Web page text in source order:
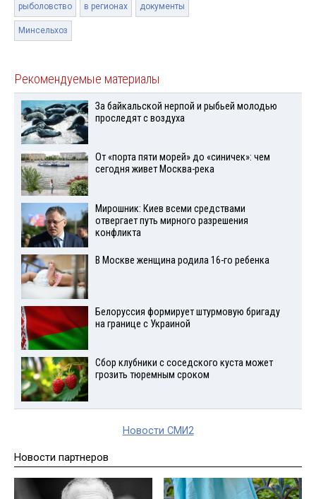
рыболовство в регионах документы
Минсельхоз
Рекомендуемые материалы
За байкальской нерпой и рыбьей молодью
проследят с воздуха
От «порта пяти морей» до «синичек»: чем
сегодня живет Москва-река
Мирошник: Киев всеми средствами
отвергает путь мирного разрешения
конфликта
В Москве женщина родила 16-го ребенка
Белоруссия формирует штурмовую бригаду
на границе с Украиной
Сбор клубники с соседского куста может
грозить тюремным сроком
Новости СМИ2
Новости партнеров